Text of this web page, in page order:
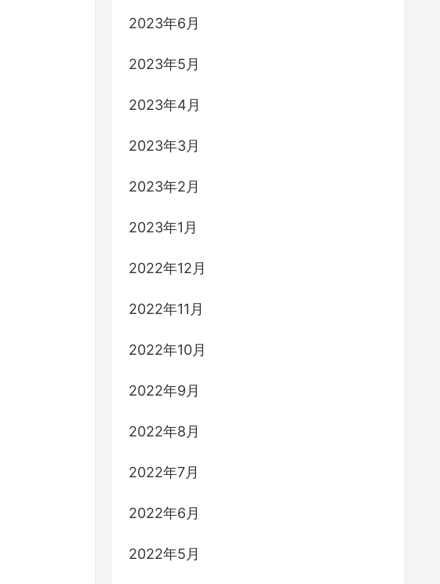
2023年6月
2023年5月
2023年4月
2023年3月
2023年2月
2023年1月
2022年12月
2022年11月
2022年10月
2022年9月
2022年8月
2022年7月
2022年6月
2022年5月